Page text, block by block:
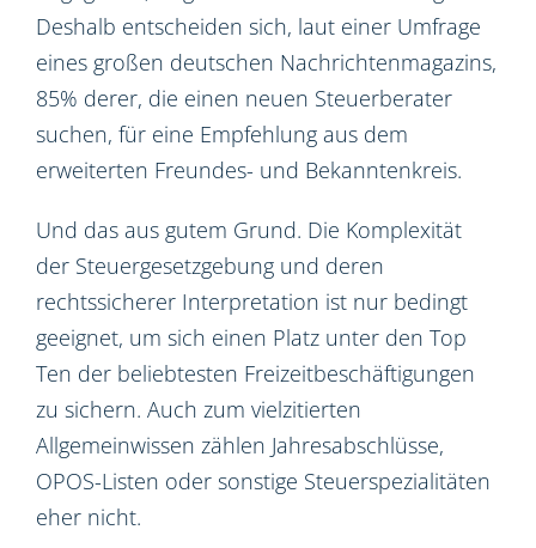
Deshalb entscheiden sich, laut einer Umfrage
eines großen deutschen Nachrichtenmagazins,
85% derer, die einen neuen Steuerberater
suchen, für eine Empfehlung aus dem
erweiterten Freundes- und Bekanntenkreis.
Und das aus gutem Grund. Die Komplexität
der Steuergesetzgebung und deren
rechtssicherer Interpretation ist nur bedingt
geeignet, um sich einen Platz unter den Top
Ten der beliebtesten Freizeitbeschäftigungen
zu sichern. Auch zum vielzitierten
Allgemeinwissen zählen Jahresabschlüsse,
OPOS-Listen oder sonstige Steuerspezialitäten
eher nicht.